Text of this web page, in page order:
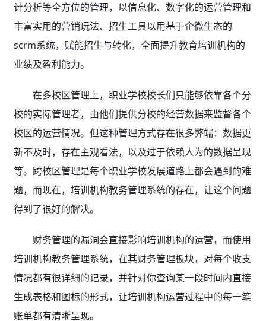
计分析等全方位的管理，以信息化、数字化的运营管理和
丰富实用的营销玩法、招生工具以用基于企微生态的
scrm系统，赋能招生与转化，全面提升教育培训机构的
业绩及盈利能力。
在多校区管理上，职业学校校长们只能够依靠各个分
校的实际管理者，由他们提供分校的经营数据来监督各个
校区的运营情况。但这种管理方式存在很多弊端：数据更
新不及时，存在主观看法，以及过于依赖人为的数据呈现
等。跨校区管理是每个职业学校发展道路上都会遇到的难
题，而现在， 培训机构教务管理系统的存在，让这个问题
得到了很好的解决。
财务管理的漏洞会直接影响培训机构的运营，而使用
培训机构教务管理系统，在其财务管理板块，对每个收支
情况都有很详细的记录，并针对你查询某一段时间内直接
生成表格和图标的形式，让培训机构运营过程中的每一笔
账单都有清晰呈现。